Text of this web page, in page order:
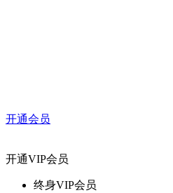
开通会员
开通VIP会员
终身VIP会员